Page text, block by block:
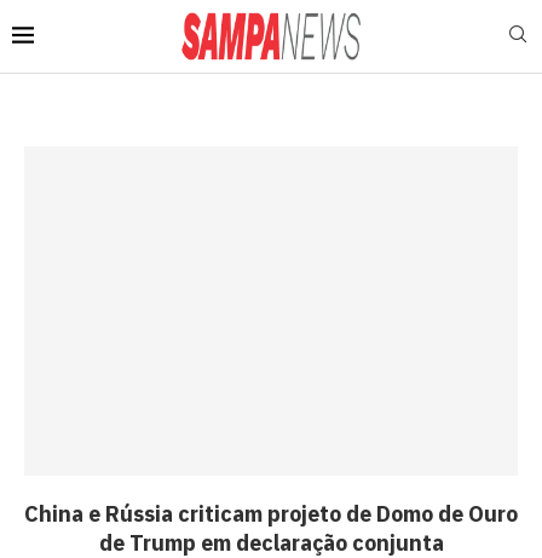
China e Rússia criticam projeto de Domo de Ouro
de Trump em declaração conjunta